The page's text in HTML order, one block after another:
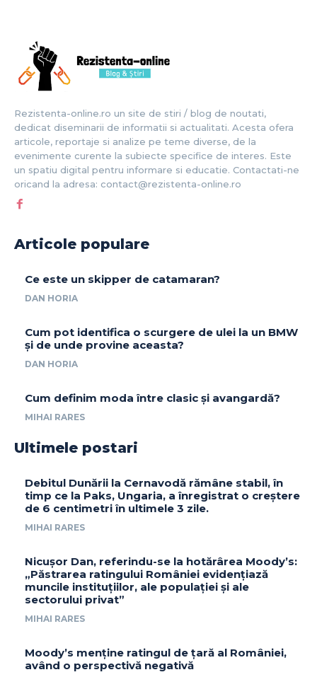
Rezistenta-online.ro un site de stiri / blog de noutati,
dedicat diseminarii de informatii si actualitati. Acesta ofera
articole, reportaje si analize pe teme diverse, de la
evenimente curente la subiecte specifice de interes. Este
un spatiu digital pentru informare si educatie. Contactati-ne
oricand la adresa: contact@rezistenta-online.ro
Articole populare
Ce este un skipper de catamaran?
DAN HORIA
Cum pot identifica o scurgere de ulei la un BMW
și de unde provine aceasta?
DAN HORIA
Cum definim moda între clasic și avangardă?
MIHAI RARES
Ultimele postari
Debitul Dunării la Cernavodă rămâne stabil, în
timp ce la Paks, Ungaria, a înregistrat o creștere
de 6 centimetri în ultimele 3 zile.
MIHAI RARES
Nicușor Dan, referindu-se la hotărârea Moody’s:
„Păstrarea ratingului României evidențiază
muncile instituțiilor, ale populației și ale
sectorului privat”
MIHAI RARES
Moody’s menține ratingul de țară al României,
având o perspectivă negativă